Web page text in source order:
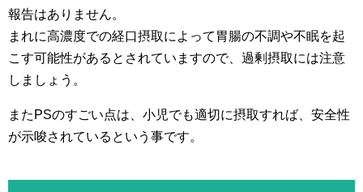
報告はありません。
まれに高濃度での経口摂取によって胃腸の不調や不眠を起
こす可能性があるとされていますので、過剰摂取には注意
しましょう。
またPSのすごい点は、小児でも適切に摂取すれば、安全性
が示唆されているという事です。